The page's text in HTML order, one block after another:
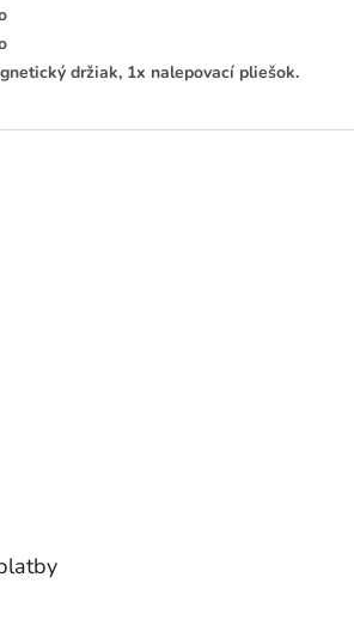
držiak, 1x nalepovací pliešok.